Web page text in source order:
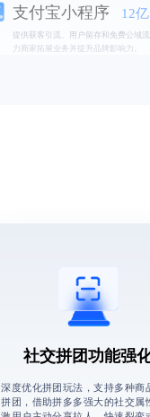
提供获客引流、用户留存和免费公域
力商家拓展业务并提升品牌影响力。
社交拼团功能强
深度优化拼团玩法，支持多种商
拼团，借助拼多多强大的社交属